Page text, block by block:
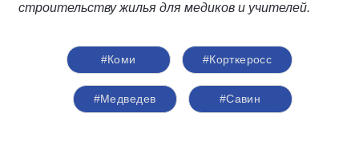
строительству жилья для медиков и учителей.
#Коми #Корткеросс
#Медведев #Савин